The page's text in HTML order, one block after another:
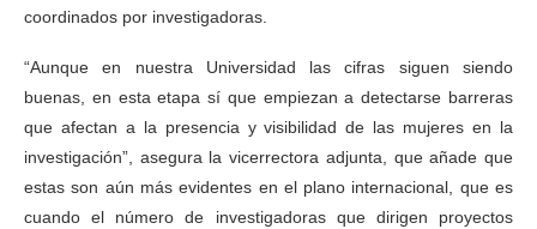
coordinados por investigadoras.
“Aunque en nuestra Universidad las cifras siguen siendo
buenas, en esta etapa sí que empiezan a detectarse barreras
que afectan a la presencia y visibilidad de las mujeres en la
investigación”, asegura la vicerrectora adjunta, que añade que
estas son aún más evidentes en el plano internacional, que es
cuando el número de investigadoras que dirigen proyectos